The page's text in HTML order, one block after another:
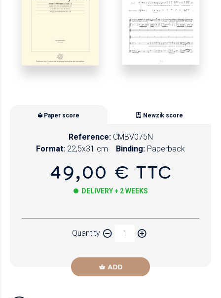
Paper score Newzik score
Reference: CMBV075N
Format: 22,5x31 cm Binding: Paperback
49,00 € TTC
DELIVERY + 2 WEEKS
Quantity
ADD